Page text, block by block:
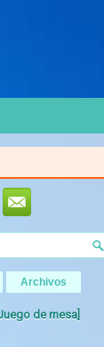
Archivos
de mesa]